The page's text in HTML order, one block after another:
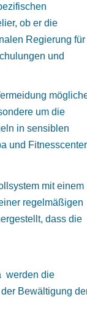
ob er die
Regierung für
und
um die
in sensiblen
und
mit einem
regelmäßigen
dass die
werden die
Bewältigung